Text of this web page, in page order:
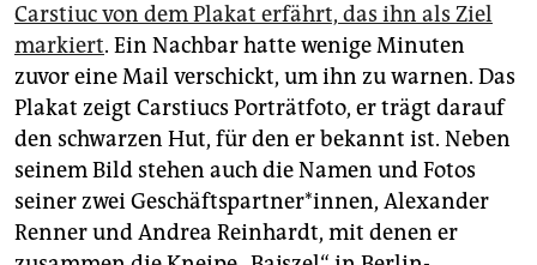
Carstiuc von dem Plakat erfährt, das ihn als Ziel
markiert. Ein Nachbar hatte wenige Minuten
zuvor eine Mail verschickt, um ihn zu warnen. Das
Plakat zeigt Carstiucs Porträtfoto, er trägt darauf
den schwarzen Hut, für den er bekannt ist. Neben
seinem Bild stehen auch die Namen und Fotos
seiner zwei Geschäftspartner*innen, Alexander
Renner und Andrea Reinhardt, mit denen er